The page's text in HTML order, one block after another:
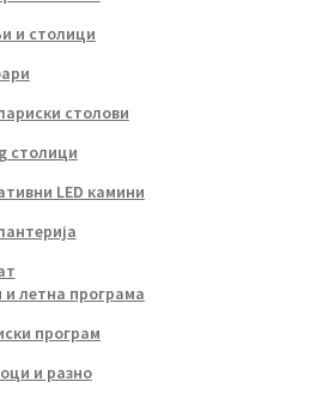
и столици
столови
столици
LED камини
и летна програма
програм
и разно